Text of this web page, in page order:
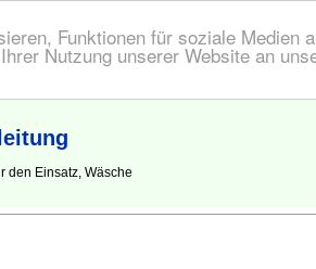
Funktionen für soziale Medien
Nutzung unserer Website an
den Einsatz, Wäsche